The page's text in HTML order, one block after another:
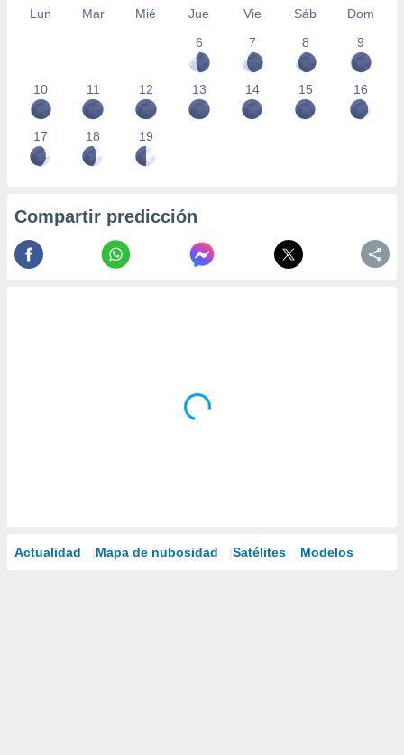
Lun Mar Mié Jue Vie Sáb
Dom
6
7 8 9
10 11 12 13 14 15 16
17 18 19
Compartir predicción
Actualidad Mapa de nubosidad Satélites Modelos